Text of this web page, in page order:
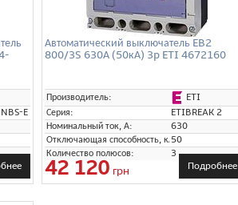
E
Автоматический выключатель EB2
800/3S 630А (50кА) 3p ETI 4672160
Производитель:
ETI
Серия:
ETIBREAK 2
Номинальный ток, А:
630
Отключающая способность, кА:50
Количество полюсов:
3
42 120 грн Подробнее